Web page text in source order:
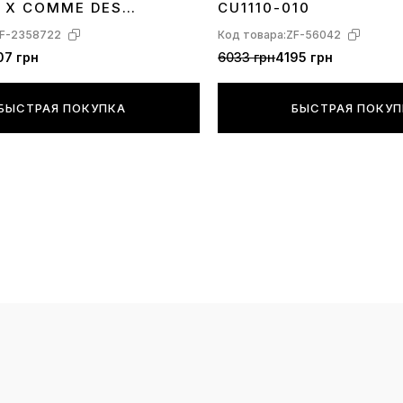
X COMME DES
SHIRT EYES 923044-
2358722
грн
ПОКУПКА
CU1110-010
Код товара:ZF-56042
6033 грн4195 грн
БЫСТРАЯ